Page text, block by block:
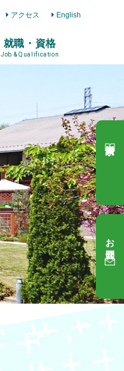
アクセス English
就職・資格
Job & Qualification
お問合せ